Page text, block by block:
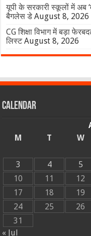
यूपी के सरकारी स्कूलों में अब
बैगलेस डे August 8, 2026
CG शिक्षा विभाग में बड़ा
लिस्ट August 8, 2026
Calendar
M
T W
3
4 5
10
11 12
17
18 19
24
25 26
31
« Jul